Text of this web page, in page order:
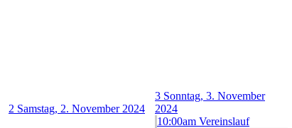
2 Samstag, 2. November 2024
3 Sonntag, 3. November
2024
10:00am Vereinslauf